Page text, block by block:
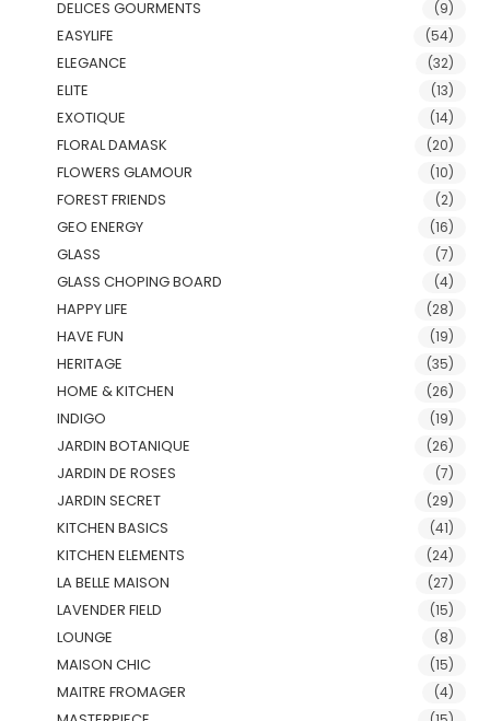
DELICES GOURMENTS (9)
EASYLIFE (54)
ELEGANCE (32)
ELITE (13)
EXOTIQUE (14)
FLORAL DAMASK (20)
FLOWERS GLAMOUR (10)
FOREST FRIENDS (2)
GEO ENERGY (16)
GLASS (7)
GLASS CHOPING BOARD (4)
HAPPY LIFE (28)
HAVE FUN (19)
HERITAGE (35)
HOME & KITCHEN (26)
INDIGO (19)
JARDIN BOTANIQUE (26)
JARDIN DE ROSES (7)
JARDIN SECRET (29)
KITCHEN BASICS (41)
KITCHEN ELEMENTS (24)
LA BELLE MAISON (27)
LAVENDER FIELD (15)
LOUNGE (8)
MAISON CHIC (15)
MAITRE FROMAGER (4)